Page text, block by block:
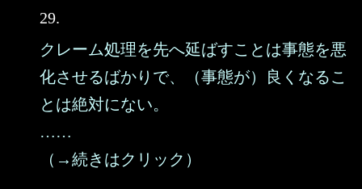
29.
クレーム処理を先へ延ばすことは事態を悪
化させるばかりで、（事態が）良くなるこ
とは絶対にない。
……
（→続きはクリック）